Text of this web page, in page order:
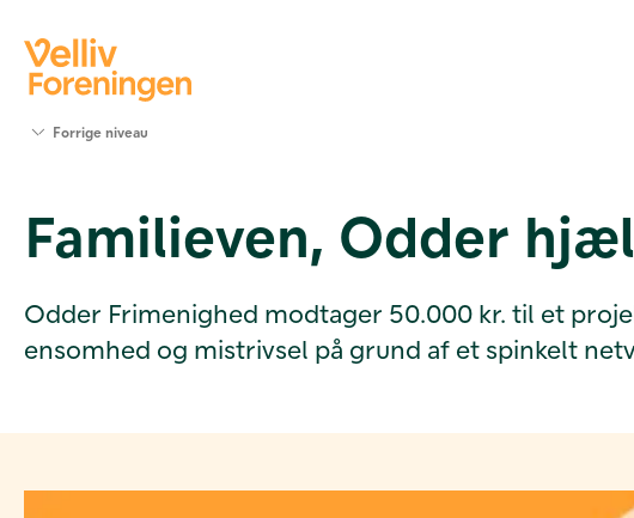
Værktøjer
og viden
Foreningen
Kontakt
os
Forrige niveau
Familieven, Odder
Odder Frimenighed modtager 50.000 kr. til et
ensomhed og mistrivsel på grund af et spinkelt